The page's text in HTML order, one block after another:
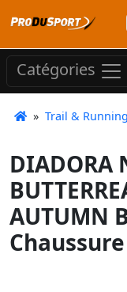
Catégories
» Trail & Running
DIADORA
AUTUMN